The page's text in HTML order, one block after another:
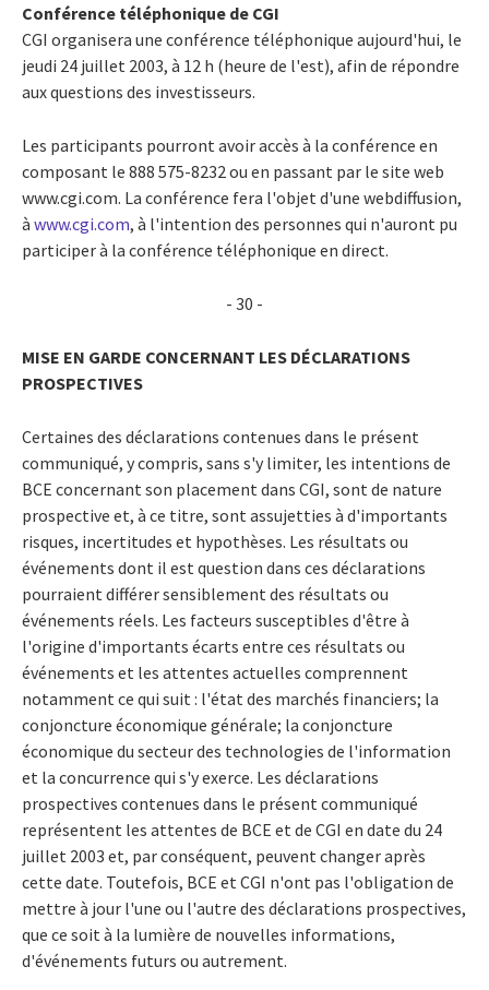
Conférence téléphonique de CGI
CGI organisera une conférence téléphonique aujourd'hui, le
jeudi 24 juillet 2003, à 12 h (heure de l'est), afin de répondre
aux questions des investisseurs.
Les participants pourront avoir accès à la conférence en
composant le 888 575-8232 ou en passant par le site web
www.cgi.com. La conférence fera l'objet d'une webdiffusion,
à www.cgi.com, à l'intention des personnes qui n'auront pu
participer à la conférence téléphonique en direct.
- 30 -
MISE EN GARDE CONCERNANT LES DÉCLARATIONS
PROSPECTIVES
Certaines des déclarations contenues dans le présent
communiqué, y compris, sans s'y limiter, les intentions de
BCE concernant son placement dans CGI, sont de nature
prospective et, à ce titre, sont assujetties à d'importants
risques, incertitudes et hypothèses. Les résultats ou
événements dont il est question dans ces déclarations
pourraient différer sensiblement des résultats ou
événements réels. Les facteurs susceptibles d'être à
l'origine d'importants écarts entre ces résultats ou
événements et les attentes actuelles comprennent
notamment ce qui suit : l'état des marchés financiers; la
conjoncture économique générale; la conjoncture
économique du secteur des technologies de l'information
et la concurrence qui s'y exerce. Les déclarations
prospectives contenues dans le présent communiqué
représentent les attentes de BCE et de CGI en date du 24
juillet 2003 et, par conséquent, peuvent changer après
cette date. Toutefois, BCE et CGI n'ont pas l'obligation de
mettre à jour l'une ou l'autre des déclarations prospectives,
que ce soit à la lumière de nouvelles informations,
d'événements futurs ou autrement.